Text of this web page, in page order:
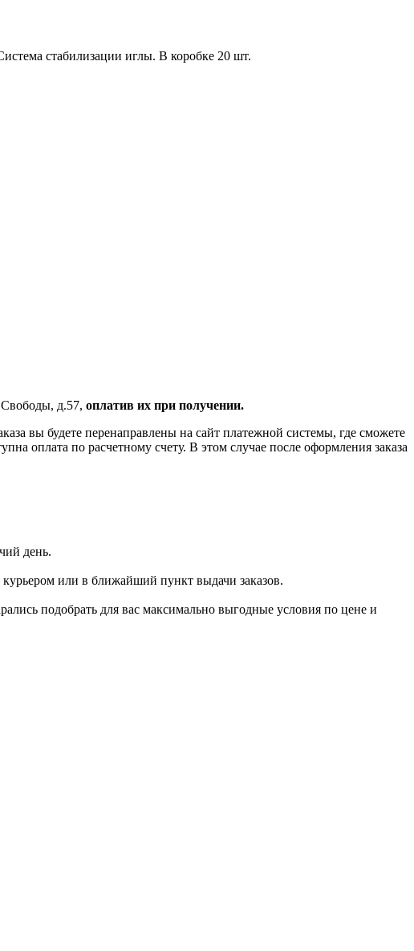
стабилизации иглы. В коробке 20 шт.
Свободы, д.57, оплатив их при получении.
вы будете перенаправлены на сайт платежной системы, где сможете
оплата по расчетному счету. В этом случае после оформления заказа
день.
или в ближайший пункт выдачи заказов.
подобрать для вас максимально выгодные условия по цене и